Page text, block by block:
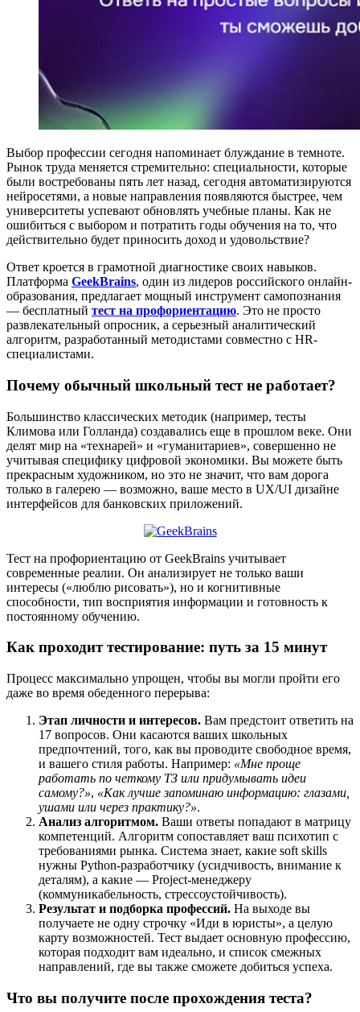
Выбор профессии сегодня напоминает блуждание в темноте.
Рынок труда меняется стремительно: специальности, которые
были востребованы пять лет назад, сегодня автоматизируются
нейросетями, а новые направления появляются быстрее, чем
университеты успевают обновлять учебные планы. Как не
ошибиться с выбором и потратить годы обучения на то, что
действительно будет приносить доход и удовольствие?
Ответ кроется в грамотной диагностике своих навыков.
Платформа GeekBrains, один из лидеров российского онлайн-
образования, предлагает мощный инструмент самопознания
— бесплатный тест на профориентацию. Это не просто
развлекательный опросник, а серьезный аналитический
алгоритм, разработанный методистами совместно с HR-
специалистами.
Почему обычный школьный тест не работает?
Большинство классических методик (например, тесты
Климова или Голланда) создавались еще в прошлом веке. Они
делят мир на «технарей» и «гуманитариев», совершенно не
учитывая специфику цифровой экономики. Вы можете быть
прекрасным художником, но это не значит, что вам дорога
только в галерею — возможно, ваше место в UX/UI дизайне
интерфейсов для банковских приложений.
Тест на профориентацию от GeekBrains учитывает
современные реалии. Он анализирует не только ваши
интересы («люблю рисовать»), но и когнитивные
способности, тип восприятия информации и готовность к
постоянному обучению.
Как проходит тестирование: путь за 15 минут
Процесс максимально упрощен, чтобы вы могли пройти его
даже во время обеденного перерыва:
Этап личности и интересов. Вам предстоит ответить на
17 вопросов. Они касаются ваших школьных
предпочтений, того, как вы проводите свободное время,
и вашего стиля работы. Например: «Мне проще
работать по четкому ТЗ или придумывать идеи
самому?», «Как лучше запоминаю информацию: глазами,
ушами или через практику?».
Анализ алгоритмом. Ваши ответы попадают в матрицу
компетенций. Алгоритм сопоставляет ваш психотип с
требованиями рынка. Система знает, какие soft skills
нужны Python-разработчику (усидчивость, внимание к
деталям), а какие — Project-менеджеру
(коммуникабельность, стрессоустойчивость).
Результат и подборка профессий. На выходе вы
получаете не одну строчку «Иди в юристы», а целую
карту возможностей. Тест выдает основную профессию,
которая подходит вам идеально, и список смежных
направлений, где вы также сможете добиться успеха.
Что вы получите после прохождения теста?